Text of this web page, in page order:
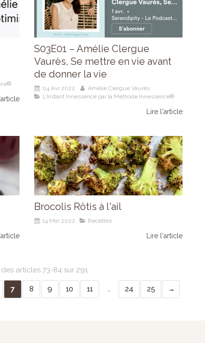
S03E01 – Amélie Clergue
Vaurès, Se mettre en vie avant
de donner la vie
04 Avr 2022
Amélie Clergue Vaurès
L’Instant Innessence par la Méthode Innessence®
Lire l'article
Brocolis Rôtis à l'ail
14 Mar 2022 Recettes
Lire l'article
articles 73-84 sur 291
7 8 9 10 11 24 25